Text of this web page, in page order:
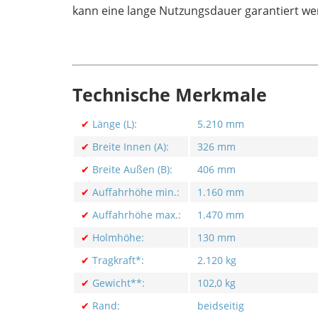
kann eine lange Nutzungsdauer garantiert
Technische Merkmale
✔ Länge (L):
5.210 mm
✔ Breite Innen (A):
326 mm
✔ Breite Außen (B):
406 mm
✔ Auffahrhöhe min.:
1.160 mm
✔ Auffahrhöhe max.:
1.470 mm
✔ Holmhöhe:
130 mm
✔ Tragkraft*:
2.120 kg
✔ Gewicht**:
102,0 kg
✔ Rand:
beidseitig